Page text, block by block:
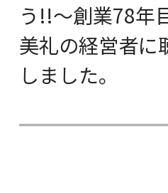
う!!～創業78年
美礼の経営者に
しました。